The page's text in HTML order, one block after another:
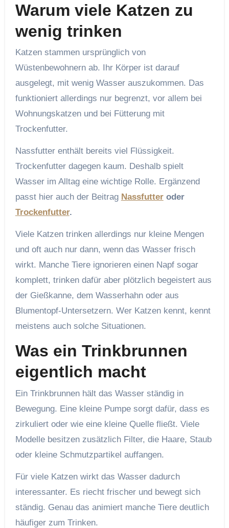
Warum viele Katzen zu
wenig trinken
Katzen stammen ursprünglich von
Wüstenbewohnern ab. Ihr Körper ist darauf
ausgelegt, mit wenig Wasser auszukommen. Das
funktioniert allerdings nur begrenzt, vor allem bei
Wohnungskatzen und bei Fütterung mit
Trockenfutter.
Nassfutter enthält bereits viel Flüssigkeit.
Trockenfutter dagegen kaum. Deshalb spielt
Wasser im Alltag eine wichtige Rolle. Ergänzend
passt hier auch der Beitrag Nassfutteroder
Trockenfutter.
Viele Katzen trinken allerdings nur kleine Mengen
und oft auch nur dann, wenn das Wasser frisch
wirkt. Manche Tiere ignorieren einen Napf sogar
komplett, trinken dafür aber plötzlich begeistert aus
der Gießkanne, dem Wasserhahn oder aus
Blumentopf-Untersetzern. Wer Katzen kennt, kennt
meistens auch solche Situationen.
Was ein Trinkbrunnen
eigentlich macht
Ein Trinkbrunnen hält das Wasser ständig in
Bewegung. Eine kleine Pumpe sorgt dafür, dass es
zirkuliert oder wie eine kleine Quelle fließt. Viele
Modelle besitzen zusätzlich Filter, die Haare, Staub
oder kleine Schmutzpartikel auffangen.
Für viele Katzen wirkt das Wasser dadurch
interessanter. Es riecht frischer und bewegt sich
ständig. Genau das animiert manche Tiere deutlich
häufiger zum Trinken.